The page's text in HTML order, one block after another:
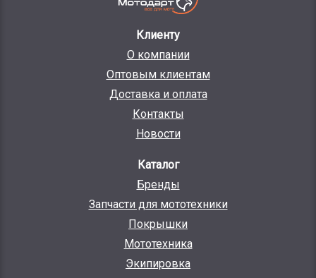
Клиенту
О компании
Оптовым клиентам
Доставка и оплата
Контакты
Новости
Каталог
Бренды
Запчасти для мототехники
Покрышки
Мототехника
Экипировка